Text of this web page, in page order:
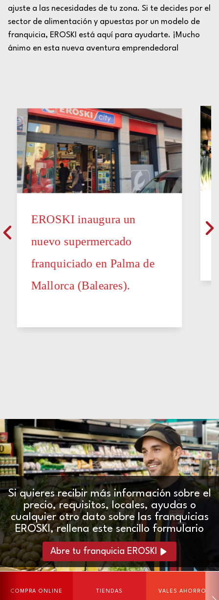
ajuste a las necesidades de tu zona. Si te decides por el
sector de alimentación y apuestas por un modelo de
franquicia, EROSKI está aquí para ayudarte. ¡Mucho
ánimo en esta nueva aventura emprendedora!
EROSKI inaugura un
nuevo supermercado
franquiciado en Palma de
Mallorca (Baleares).
Si quieres recibir más información sobre el
precio, requisitos, locales, ayudas o
cualquier otro dato sobre las franquicias
EROSKI, rellena este sencillo formulario
Abre tu franquicia EROSKI
COMPRA ONLINE TIENDAS VALES AHORRO